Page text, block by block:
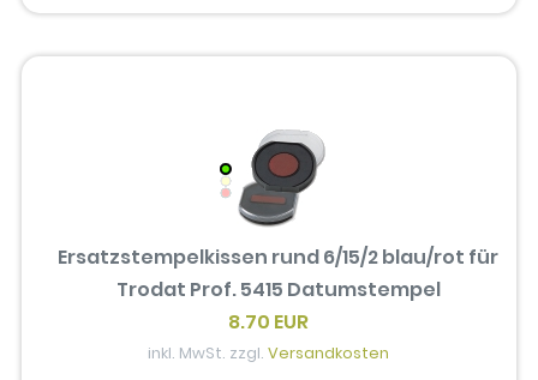
Ersatzstempelkissen rund 6/15/2 blau/rot für
Trodat Prof. 5415 Datumstempel
8.70 EUR
inkl. MwSt. zzgl.Versandkosten